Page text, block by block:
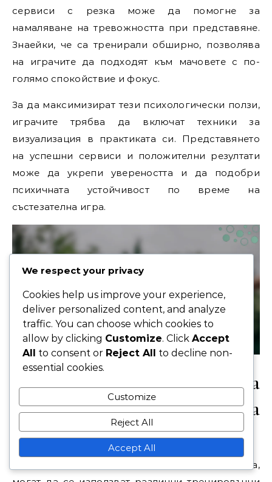
сервиси с резка може да помогне за
намаляване на тревожността при представяне.
Знаейки, че са тренирали обширно, позволява
на играчите да подходят към мачовете с по-
голямо спокойствие и фокус.
За да максимизират тези психологически ползи,
играчите трябва да включат техники за
визуализация в практиката си. Представянето
на успешни сервиси и положителни резултати
може да укрепи увереността и да подобри
психичната устойчивост по време на
състезателна игра.
Кои инструменти могат да
подобрят практиката на
сервиране с резка?
За да подобрите своето сервиране с резка,
We respect your privacy
Cookies help us improve your experience,
deliver personalized content, and analyze
traffic. You can choose which cookies to
allow by clicking Customize. Click Accept
All to consent or Reject All to decline non-
essential cookies.
Customize
Reject All
Accept All